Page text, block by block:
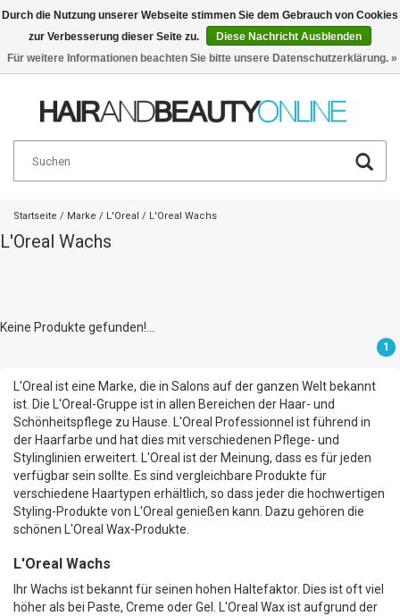
Deutsch €
Startseite / Marke / L'Oreal / L'Oreal Wachs
L'Oreal Wachs
Keine Produkte gefunden!...
1
L'Oreal ist eine Marke, die in Salons auf der ganzen Welt bekannt
ist. Die L'Oreal-Gruppe ist in allen Bereichen der Haar- und
Schönheitspflege zu Hause. L'Oreal Professionnel ist führend in
der Haarfarbe und hat dies mit verschiedenen Pflege- und
Stylinglinien erweitert. L'Oreal ist der Meinung, dass es für jeden
verfügbar sein sollte. Es sind vergleichbare Produkte für
verschiedene Haartypen erhältlich, so dass jeder die hochwertigen
Styling-Produkte von L'Oreal genießen kann. Dazu gehören die
schönen L'Oreal Wax-Produkte.
L'Oreal Wachs
Ihr Wachs ist bekannt für seinen hohen Haltefaktor. Dies ist oft viel
höher als bei Paste, Creme oder Gel. L'Oreal Wax ist aufgrund der
Durch die Nutzung unserer Webseite stimmen Sie dem Gebrauch von Cookies
zur Verbesserung dieser Seite zu.
Diese Nachricht Ausblenden
Für weitere Informationen beachten Sie bitte unsere Datenschutzerklärung. »